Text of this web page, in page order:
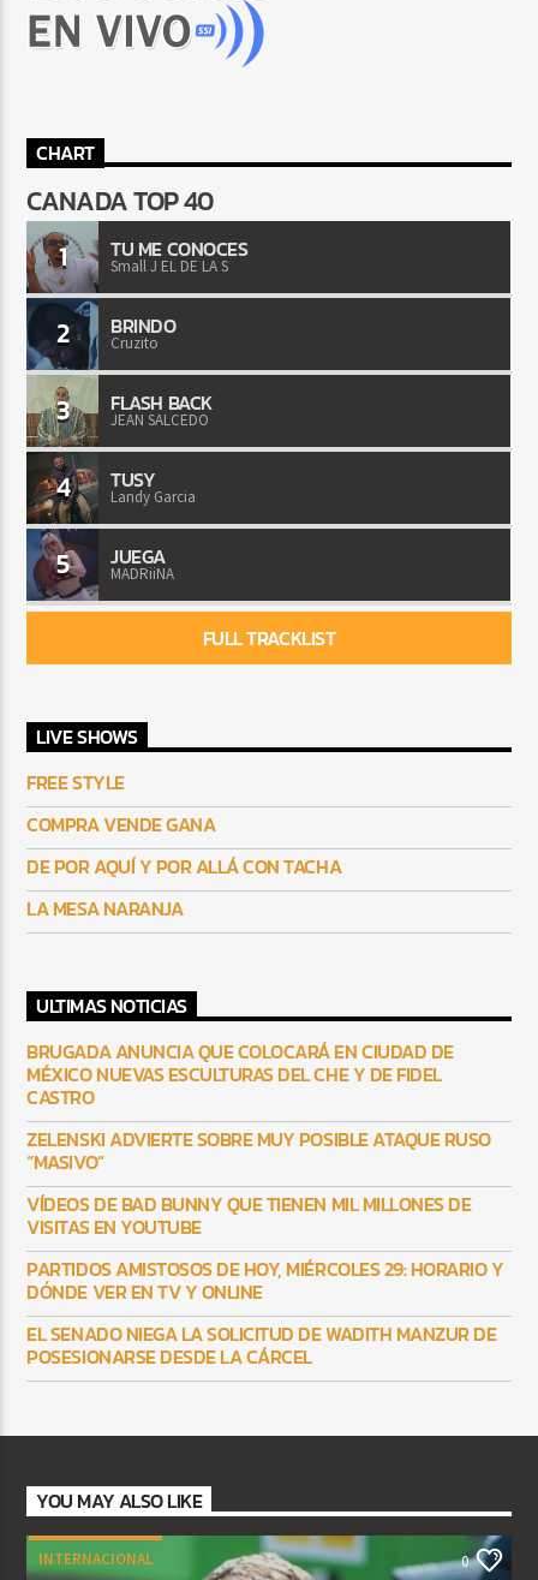
CHART
CANADA TOP 40
1 TU ME CONOCES
Small J EL DE LA S
2 BRINDO
Cruzito
3 FLASH BACK
JEAN SALCEDO
4 TUSY
Landy Garcia
5 JUEGA
MADRiiNA
FULL TRACKLIST
LIVE SHOWS
FREE STYLE
COMPRA VENDE GANA
DE POR AQUÍ Y POR ALLÁ CON TACHA
LA MESA NARANJA
ULTIMAS NOTICIAS
BRUGADA ANUNCIA QUE COLOCARÁ EN CIUDAD DE
MÉXICO NUEVAS ESCULTURAS DEL CHE Y DE FIDEL
CASTRO
ZELENSKI ADVIERTE SOBRE MUY POSIBLE ATAQUE RUSO
“MASIVO”
VÍDEOS DE BAD BUNNY QUE TIENEN MIL MILLONES DE
VISITAS EN YOUTUBE
PARTIDOS AMISTOSOS DE HOY, MIÉRCOLES 29: HORARIO Y
DÓNDE VER EN TV Y ONLINE
EL SENADO NIEGA LA SOLICITUD DE WADITH MANZUR DE
POSESIONARSE DESDE LA CÁRCEL
YOU MAY ALSO LIKE
INTERNACIONAL 0